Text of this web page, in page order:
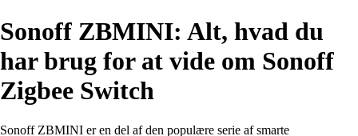
Sonoff ZBMINI: Alt, hvad du
har brug for at vide om Sonoff
Zigbee Switch
Sonoff ZBMINI er en del af den populære serie af smarte